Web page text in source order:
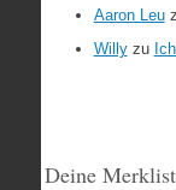
Aaron Leu
Willyzu
Deine